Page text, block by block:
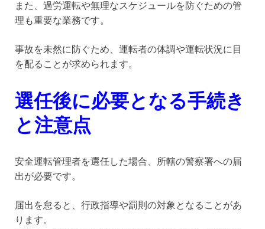
また、過労運転や無理なスケジュールを防ぐための管
理も重要な業務です。
事故を未然に防ぐため、運転者の体調や運転状況に目
を配ることが求められます。
選任後に必要となる手続き
と注意点
安全運転管理者を選任した場合、所轄の警察署への届
出が必要です。
届出を怠ると、行政指導や罰則の対象となることがあ
ります。